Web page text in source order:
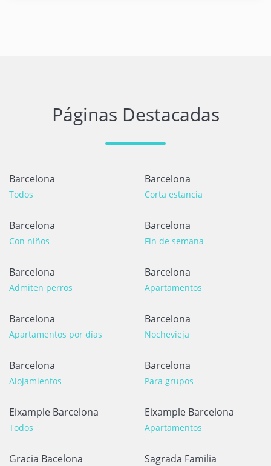
Páginas Destacadas
Barcelona
Todos
Barcelona
Corta estancia
Barcelona
Con niños
Barcelona
Fin de semana
Barcelona
Admiten perros
Barcelona
Apartamentos
Barcelona
Apartamentos por días
Barcelona
Nochevieja
Barcelona
Alojamientos
Barcelona
Para grupos
Eixample Barcelona
Todos
Eixample Barcelona
Apartamentos
Gracia Bacelona Sagrada Familia